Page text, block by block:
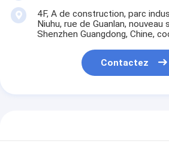
4F, A de construction, parc
Niuhu, rue de Guanlan,
Shenzhen Guangdong, Chine,
Contactez